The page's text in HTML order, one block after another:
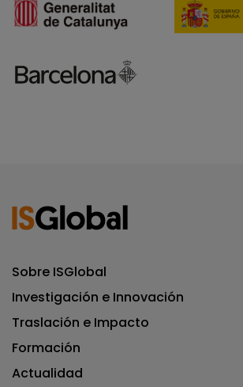
Sobre ISGlobal
Investigación e Innovación
Traslación e Impacto
Formación
Actualidad